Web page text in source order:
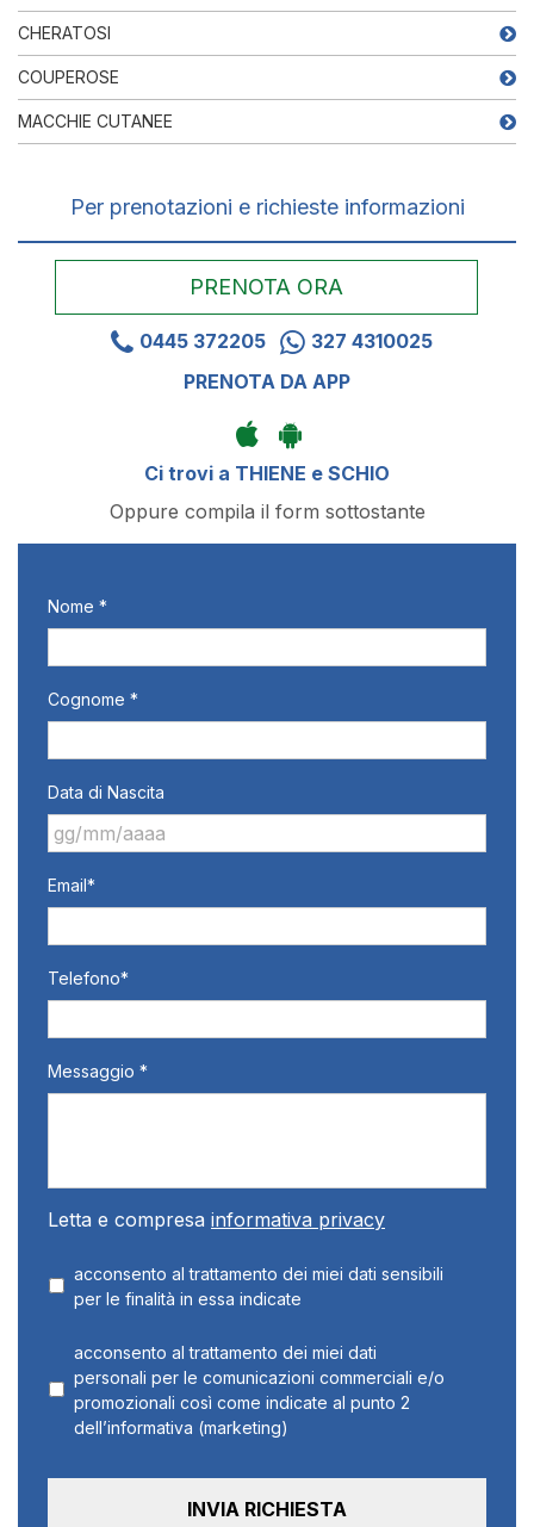
CHERATOSI
COUPEROSE
MACCHIE CUTANEE
Per prenotazioni e richieste informazioni
PRENOTA ORA
0445 372205
327 4310025
PRENOTA DA APP
Ci trovi a THIENE e SCHIO
Oppure compila il form sottostante
Nome *
Cognome *
Data di Nascita
slash
MM
slash
AAAA
Email*
Telefono*
Messaggio *
Letta e compresa informativa privacy
acconsento al trattamento dei miei dati sensibili
per le finalità in essa indicate
acconsento al trattamento dei miei dati
personali per le comunicazioni commerciali e/o
promozionali così come indicate al punto 2
dell’informativa (marketing)